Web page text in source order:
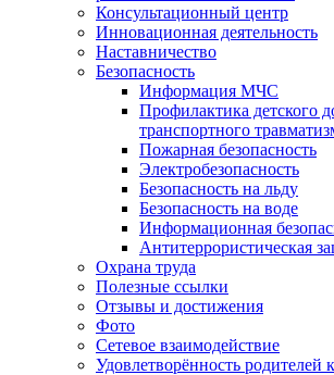
Консультационный центр
Инновационная деятельность
Наставничество
Безопасность
Информация МЧС
Профилактика детского
транспортного
Пожарная безопасность
Электробезопасность
Безопасность на льду
Безопасность на воде
Информационная
Антитеррористическая
Охрана труда
Полезные ссылки
Отзывы и достижения
Фото
Сетевое взаимодействие
Удовлетворённость родителей